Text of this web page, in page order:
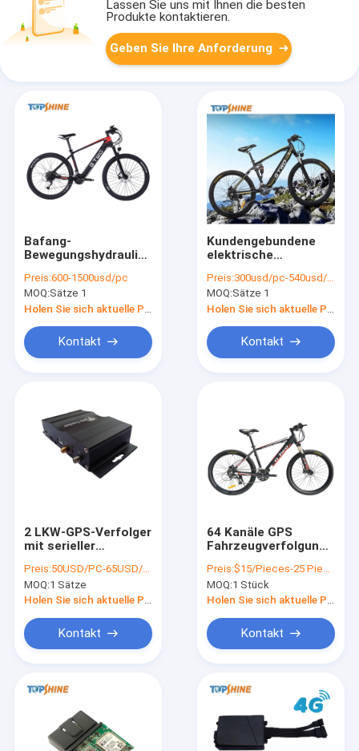
Videos
Lassen Sie uns mit Ihnen die besten
Produkte kontaktieren.
Geben Sie Ihre Anforderung
Bafang-
Bewegungshydraulische
elektrischer
Gebirgszyklus 27,5
Zoll mit Bluetooth-
MP3-Player
Preis:600-1500usd/pc
MOQ:Sätze 1
Kontakt
Kundengebundene
elektrische
Logo-500W 48V 27,5
GPS mit den Kalorien
berechnend
Preis:300usd/pc-540usd/pc
MOQ:Sätze 1
Kontakt
2 LKW-GPS-Verfolger
mit serieller
Crash-Sensor-
Unfallalarm
Preis:50USD/PC-65USD/PC
MOQ:1 Sätze
Holen Sie sich aktuelle Preis
Kontakt
64 Kanäle GPS
Fahrzeugverfolgung
Eingebauter
Datenlogger für GSM
GPRS Blindbereich
Preis:$15/Pieces-25 Pieces
MOQ:1 Stück
Holen Sie sich aktuelle Preis
Kontakt